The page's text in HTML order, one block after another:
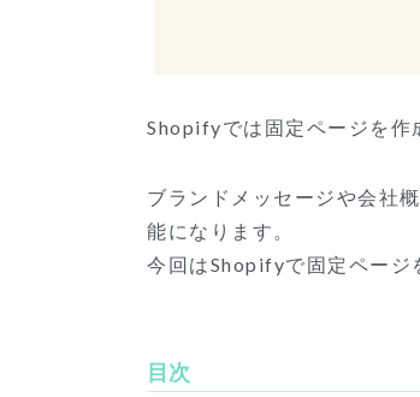
Shopifyでは固定ページを作
ブランドメッセージや会社
能になります。
今回はShopifyで固定ページ
目次